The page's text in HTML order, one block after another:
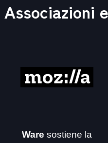
Associazioni
Ware sostiene la